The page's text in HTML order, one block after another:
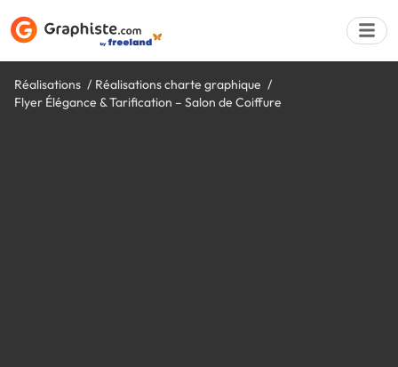
Réalisations
Réalisations charte graphique
Flyer Élégance & Tarification – Salon de Coiffure